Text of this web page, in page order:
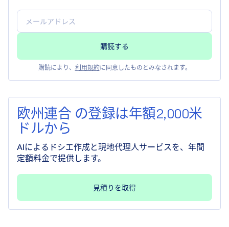
購読により、 利用規約に同意したものとみなされます。
欧州連合 の登録は年額2,000米
ドルから
AIによるドシエ作成と現地代理人サービスを、年間
定額料金で提供します。
見積りを取得